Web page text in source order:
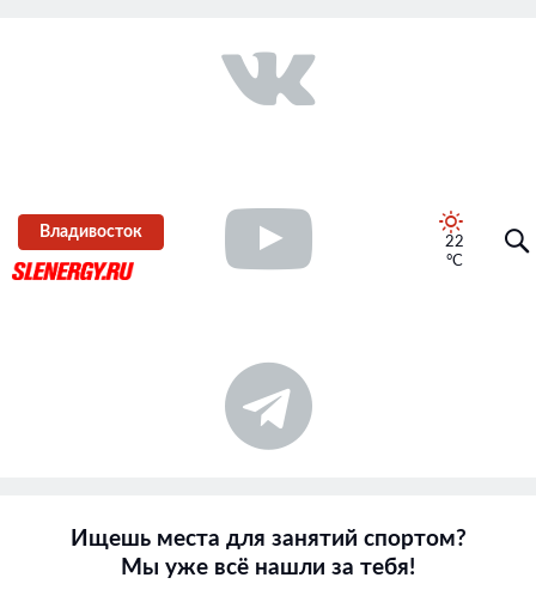
Владивосток
22
°C
Ищешь места для занятий спортом?
Мы уже всё нашли за тебя!